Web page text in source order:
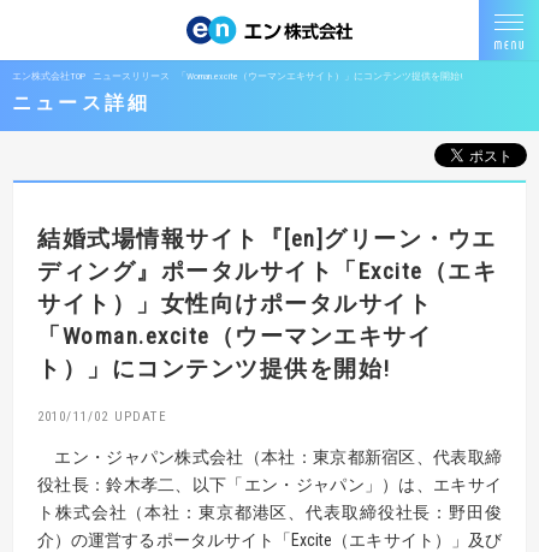
エン株式会社TOP ニュースリリース 「Woman.excite（ウーマンエキサイト）」にコンテンツ提供を開始!
ニュース詳細
結婚式場情報サイト『[en]グリーン・ウエ
ディング』 ポータルサイト「Excite（エキ
サイト）」女性向けポータルサイト
「Woman.excite（ウーマンエキサイ
ト）」にコンテンツ提供を開始!
2010/11/02
エン・ジャパン株式会社（本社：東京都新宿区、代表取締
役社長：鈴木孝二、以下「エン・ジャパン」）は、エキサイ
ト株式会社（本社：東京都港区、代表取締役社長：野田俊
介）の運営するポータルサイト「Excite（エキサイト）」及び